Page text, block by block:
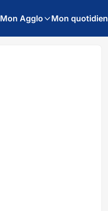
Mon Agglo Mon quotidien